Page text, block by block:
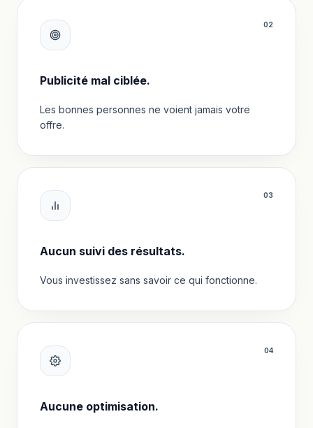
02
Publicité mal ciblée.
Les bonnes personnes ne voient jamais votre
offre.
03
Aucun suivi des résultats.
Vous investissez sans savoir ce qui fonctionne.
04
Aucune optimisation.